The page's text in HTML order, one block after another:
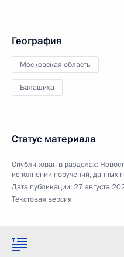
География
Московская область
Балашиха
Статус материала
Опубликован в разделах:
исполнении поручений, данных
Дата публикации:27 августа
Текстовая версия